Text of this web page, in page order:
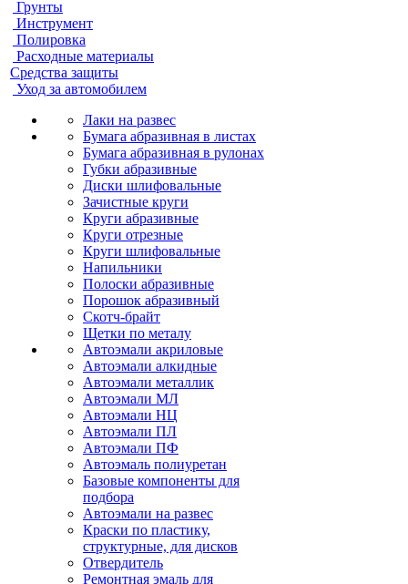
Грунты
Инструмент
Полировка
Расходные материалы
Средства защиты
Уход за автомобилем
Лаки на развес
Бумага абразивная в листах
Бумага абразивная в рулонах
Губки абразивные
Диски шлифовальные
Зачистные круги
Круги абразивные
Круги отрезные
Круги шлифовальные
Напильники
Полоски абразивные
Порошок абразивный
Скотч-брайт
Щетки по металу
Автоэмали акриловые
Автоэмали алкидные
Автоэмали металлик
Автоэмали МЛ
Автоэмали НЦ
Автоэмали ПЛ
Автоэмали ПФ
Автоэмаль полиуретан
Базовые компоненты для
подбора
Автоэмали на развес
Краски по пластику,
структурные, для дисков
Отвердитель
Ремонтная эмаль для